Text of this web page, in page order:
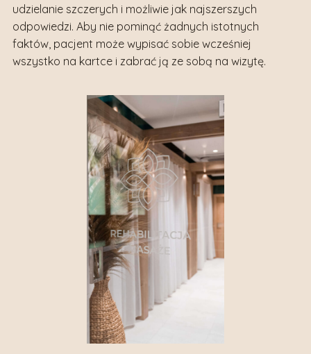
udzielanie szczerych i możliwie jak najszerszych
odpowiedzi. Aby nie pominąć żadnych istotnych
faktów, pacjent może wypisać sobie wcześniej
wszystko na kartce i zabrać ją ze sobą na wizytę.